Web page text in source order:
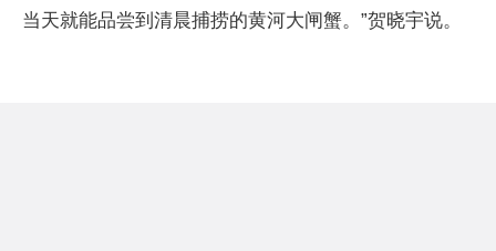
当天就能品尝到清晨捕捞的黄河大闸蟹。”贺晓宇说。